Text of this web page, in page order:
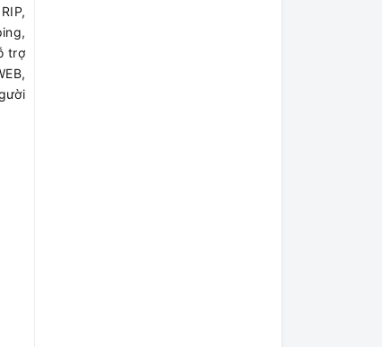
trợ